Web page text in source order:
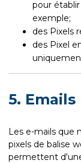
pour
exemple;
des Pixels
des Pixel
5. Emails
Les e-mails que
pixels de balise
permettent